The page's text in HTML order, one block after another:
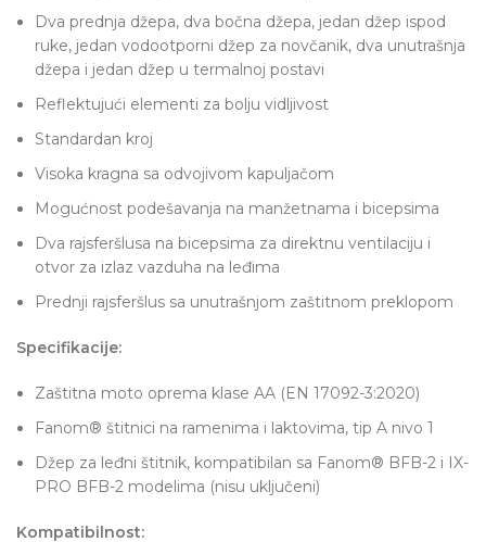
Dva prednja džepa, dva bočna džepa, jedan džep ispod
ruke, jedan vodootporni džep za novčanik, dva unutrašnja
džepa i jedan džep u termalnoj postavi
Reflektujući elementi za bolju vidljivost
Standardan kroj
Visoka kragna sa odvojivom kapuljačom
Mogućnost podešavanja na manžetnama i bicepsima
Dva rajsferšlusa na bicepsima za direktnu ventilaciju i
otvor za izlaz vazduha na leđima
Prednji rajsferšlus sa unutrašnjom zaštitnom preklopom
Specifikacije:
Zaštitna moto oprema klase AA (EN 17092-3:2020)
Fanom® štitnici na ramenima i laktovima, tip A nivo 1
Džep za leđni štitnik, kompatibilan sa Fanom® BFB-2 i IX-
PRO BFB-2 modelima (nisu uključeni)
Kompatibilnost: